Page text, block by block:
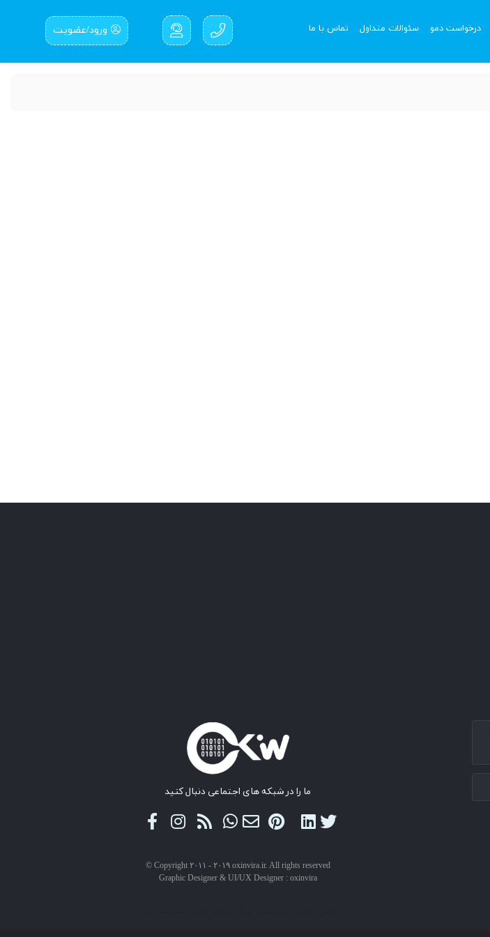
درخواست دمو سئوالات متداول تماس با ما ورود/عضویت
ما را در شبکه های اجتماعی دنبال کنید
© Copyright ۲۰۱۱ - ۲۰۱۹ oxinvira.ir. All rights reserved
Graphic Designer & UI/UX Designer : oxinvira